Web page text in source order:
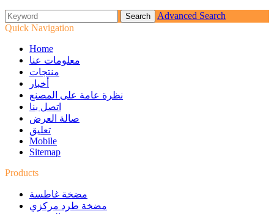
Advanced Search
Quick Navigation
Home
معلومات عنا
منتجات
أخبار
نظرة عامة على المصنع
اتصل بنا
صالة العرض
تعليق
Mobile
Sitemap
Products
مضخة غاطسة
مضخة طرد مركزي